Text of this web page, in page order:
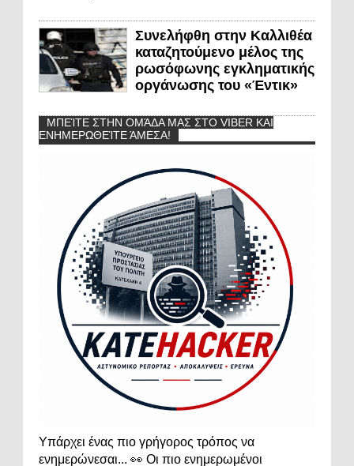
Συνελήφθη στην Καλλιθέα
καταζητούμενο μέλος της
ρωσόφωνης εγκληματικής
οργάνωσης του «Έντικ»
ΜΠΕΊΤΕ ΣΤΗΝ ΟΜΆΔΑ ΜΑΣ ΣΤΟ VIBER ΚΑΙ
ΕΝΗΜΕΡΩΘΕΊΤΕ ΆΜΕΣΑ!
Υπάρχει ένας πιο γρήγορος τρόπος να
ενημερώνεσαι... 👀 Οι πιο ενημερωμένοι